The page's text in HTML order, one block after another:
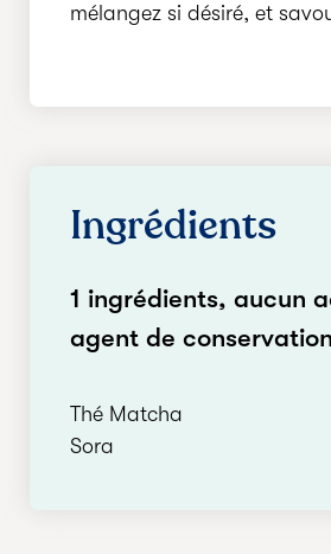
mélangez si désiré, et
Ingrédients
1 ingrédients, aucun
agent de
Thé Matcha
Sora